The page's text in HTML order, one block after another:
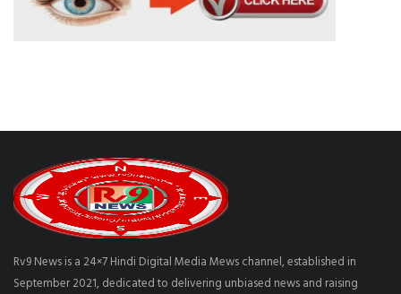
Rv9 News is a 24×7 Hindi Digital Media Mews channel, established in
September 2021, dedicated to delivering unbiased news and raising